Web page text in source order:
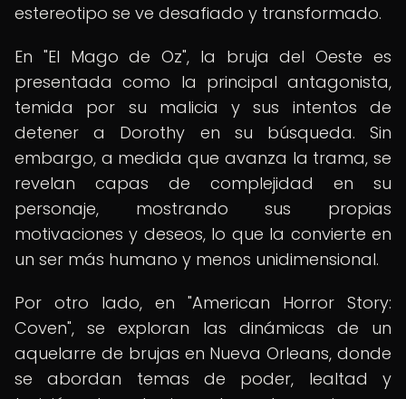
estereotipo se ve desafiado y transformado.
En "El Mago de Oz", la bruja del Oeste es
presentada como la principal antagonista,
temida por su malicia y sus intentos de
detener a Dorothy en su búsqueda. Sin
embargo, a medida que avanza la trama, se
revelan capas de complejidad en su
personaje, mostrando sus propias
motivaciones y deseos, lo que la convierte en
un ser más humano y menos unidimensional.
Por otro lado, en "American Horror Story:
Coven", se exploran las dinámicas de un
aquelarre de brujas en Nueva Orleans, donde
se abordan temas de poder, lealtad y